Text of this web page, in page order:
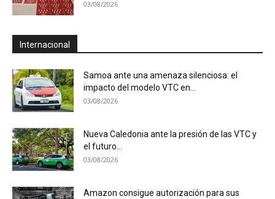
03/08/2026
Internacional
Samoa ante una amenaza silenciosa: el
impacto del modelo VTC en...
03/08/2026
Nueva Caledonia ante la presión de las VTC y
el futuro...
03/08/2026
Amazon consigue autorización para sus